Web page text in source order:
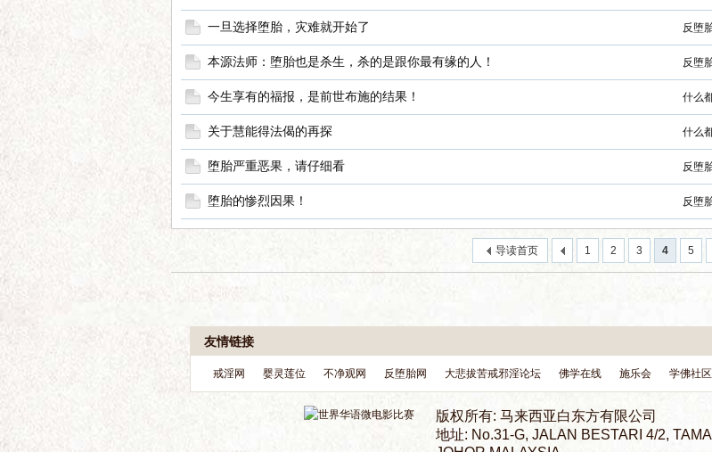
一旦选择堕胎，灾难就开始了 反堕
本源法师：堕胎也是杀生，杀的是跟你最有缘的人！ 反堕
今生享有的福报，是前世布施的结果！ 什么
关于慧能得法偈的再探 什么
堕胎严重恶果，请仔细看 反堕
堕胎的惨烈因果！ 反堕
1 2 3 4 5
导读首页